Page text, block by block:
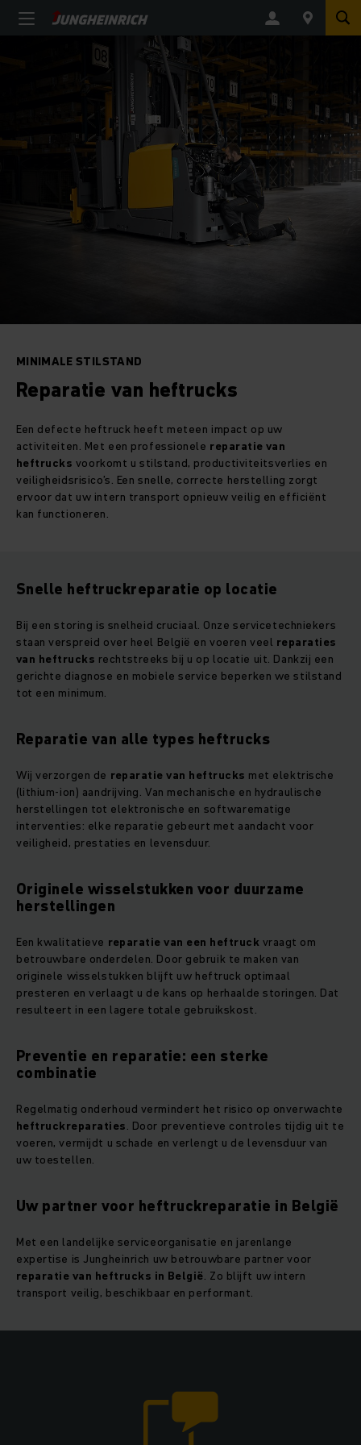
MINIMALE STILSTAND
Reparatie van heftrucks
Een defecte heftruck heeft meteen impact op uw
activiteiten. Met een professionele reparatie van
heftrucks voorkomt u stilstand, productiviteitsverlies en
veiligheidsrisico’s. Een snelle, correcte herstelling zorgt
ervoor dat uw intern transport opnieuw veilig en efficiënt
kan functioneren.
Snelle heftruckreparatie op locatie
Bij een storing is snelheid cruciaal. Onze servicetechniekers
staan verspreid over heel België en voeren veel reparaties
van heftrucks rechtstreeks bij u op locatie uit. Dankzij een
gerichte diagnose en mobiele service beperken we stilstand
tot een minimum.
Reparatie van alle types heftrucks
Wij verzorgen de reparatie van heftrucks met elektrische
(lithium-ion) aandrijving. Van mechanische en hydraulische
herstellingen tot elektronische en softwarematige
interventies: elke reparatie gebeurt met aandacht voor
veiligheid, prestaties en levensduur.
Originele wisselstukken voor duurzame
herstellingen
Een kwalitatieve reparatie van een heftruck vraagt om
betrouwbare onderdelen. Door gebruik te maken van
originele wisselstukken blijft uw heftruck optimaal
presteren en verlaagt u de kans op herhaalde storingen. Dat
resulteert in een lagere totale gebruikskost.
Preventie en reparatie: een sterke
combinatie
Regelmatig onderhoud vermindert het risico op onverwachte
heftruckreparaties. Door preventieve controles tijdig uit te
voeren, vermijdt u schade en verlengt u de levensduur van
uw toestellen.
Uw partner voor heftruckreparatie in België
Met een landelijke serviceorganisatie en jarenlange
expertise is Jungheinrich uw betrouwbare partner voor
reparatie van heftrucks in België. Zo blijft uw intern
transport veilig, beschikbaar en performant.